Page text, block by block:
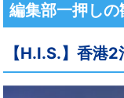
編集部一押しの
【H.I.S.】香港